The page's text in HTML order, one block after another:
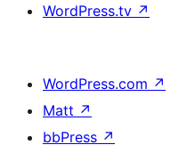
WordPress.tv ↗
WordPress.com ↗
Matt ↗
bbPress ↗